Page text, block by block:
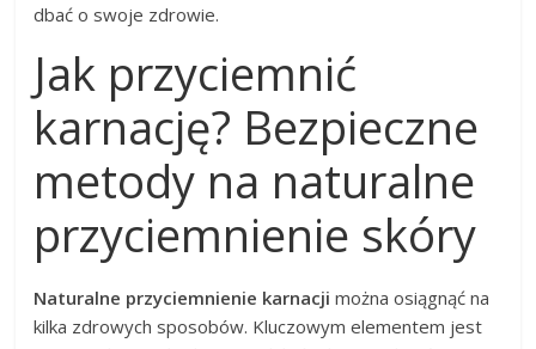
dbać o swoje zdrowie.
Jak przyciemnić
karnację? Bezpieczne
metody na naturalne
przyciemnienie skóry
Naturalne przyciemnienie karnacji można osiągnąć na
kilka zdrowych sposobów. Kluczowym elementem jest